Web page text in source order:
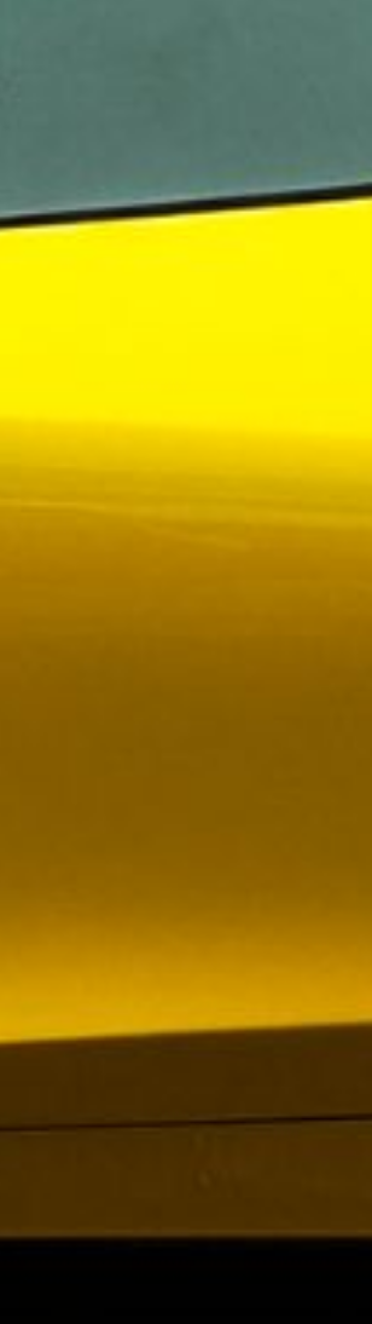
Traffic i Sverige och Finland
kollektivtrafik i Sverige, samtidigt
av Johan Oscarssons avsked från…
av Containerhandel CARU
CARU AB, ett svenskt företag
containerlösningar. Detta förvärv